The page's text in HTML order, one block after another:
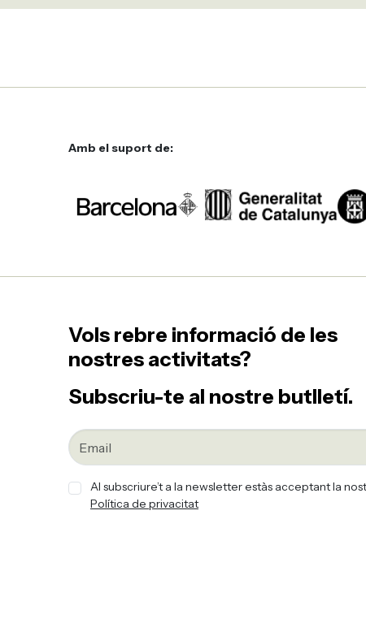
Amb el suport de:
Vols rebre informació de les
nostres activitats?
Subscriu-te al nostre butlletí.
Al subscriure’t a la newsletter estàs acceptant la
Política de privacitat